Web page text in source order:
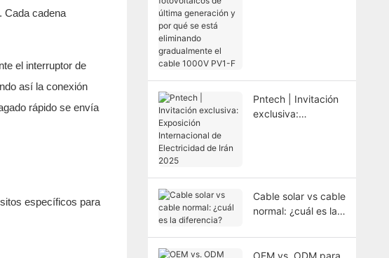
Cada cadena
el interruptor de
así la conexión
rápido se envía
específicos para
cable 1000V PV1-F
Pntech | Invitación
exclusiva:
Cable solar vs cable
normal: ¿cuál es la